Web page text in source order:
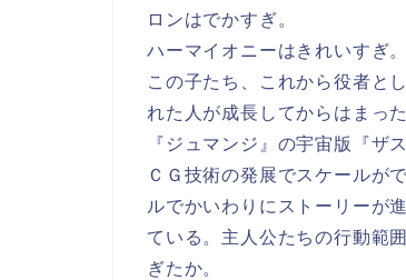
ロンはでかすぎ。
ハーマイオニーはきれいすぎ。
この子たち、これから役者と
れた人が成長してからはまっ
『ジュマンジ』の宇宙版『ザ
ＣＧ技術の発展でスケールが
ルでかいわりにストーリーが
ている。主人公たちの行動範
ぎたか。